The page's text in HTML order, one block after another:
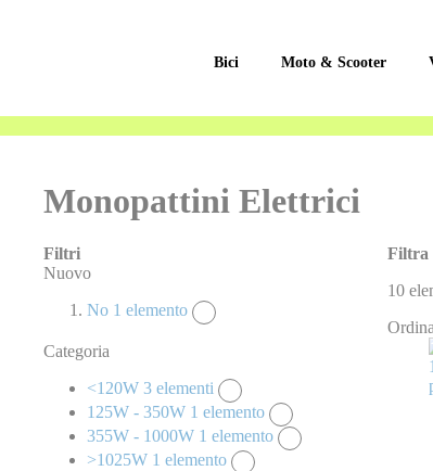
Bici Moto & Scooter
Monopattini Elettrici
Filtra
10
Filtri
Nuovo
No 1 elemento
Categoria
<120W 3 elementi
125W - 350W 1 elemento
355W - 1000W 1 elemento
>1025W 1 elemento